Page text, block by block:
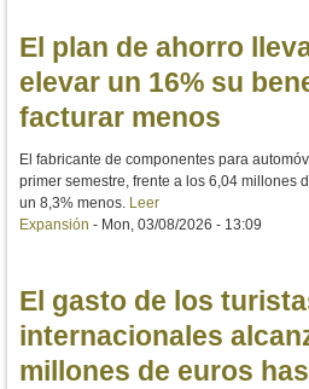
El plan de ahorro
elevar un 16% su
facturar menos
El fabricante de componentes para
primer semestre, frente a los 6,04 millones
un 8,3% menos. Leer
Expansión - Mon, 03/08/2026 - 13:09
El gasto de los
internacionales
millones de euros